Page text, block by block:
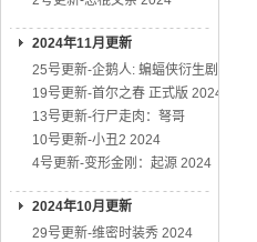
2024年11月更新
25号更新-企鹅人: 蝙蝠侠衍生剧
19号更新-首尔之春 正式版 2024
13号更新-行尸走肉：弩哥
10号更新-小丑2 2024
4号更新-变形金刚：起源 2024
2024年10月更新
29号更新-维密时装秀 2024